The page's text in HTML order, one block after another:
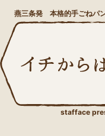
燕三条発 本格的手ごねパ
stafface